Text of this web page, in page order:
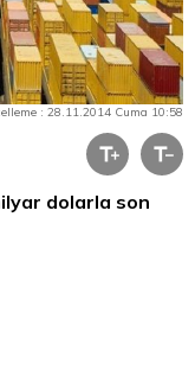
: 28.11.2014 Cuma 10:58
dolarla son